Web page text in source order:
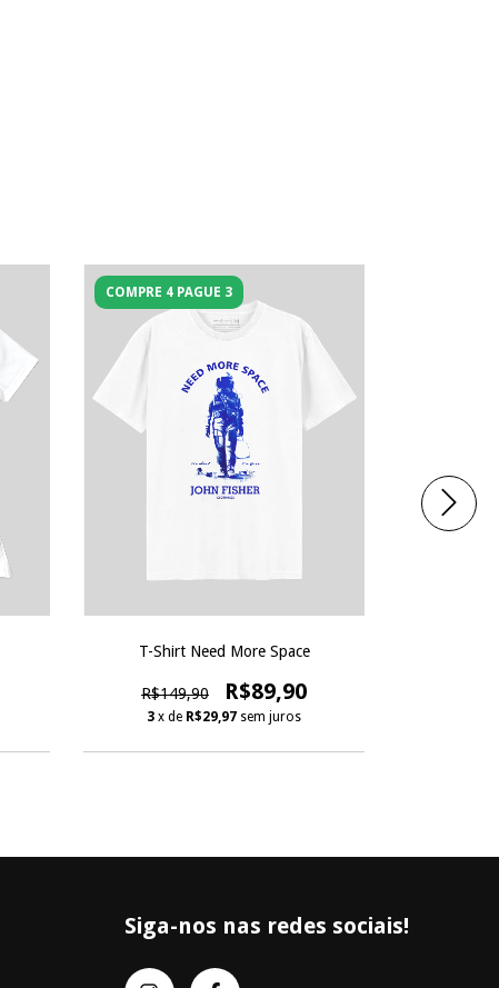
COMPRE 4 PAGUE 3
T-Shirt Need More Space
R$149,90 R$89,90
3 x de R$29,97 sem juros
Siga-nos nas redes sociais!